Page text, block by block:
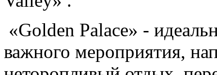
«Golden Palace» -
важного мероприятия,